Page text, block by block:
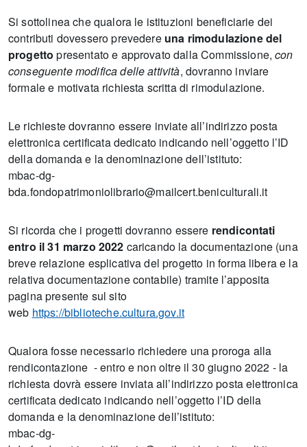
Si sottolinea che qualora le istituzioni beneficiarie dei
contributi dovessero prevedere una rimodulazione del
progetto presentato e approvato dalla Commissione,con
conseguente modifica delle attività, dovranno inviare
formale e motivata richiesta scritta di rimodulazione.
Le richieste dovranno essere inviate all’indirizzo posta
elettronica certificata dedicato indicando nell’oggetto l’ID
della domanda e la denominazione dell’istituto:
mbac-dg-
bda.fondopatrimoniolibrario@mailcert.beniculturali.it
Si ricorda che i progetti dovranno essere rendicontati
entro il 31 marzo 2022 caricando la documentazione (una
breve relazione esplicativa del progetto in forma libera e la
relativa documentazione contabile) tramite l’apposita
pagina presente sul sito
web https://biblioteche.cultura.gov.it
Qualora fosse necessario richiedere una proroga alla
rendicontazione - entro e non oltre il 30 giugno 2022 - la
richiesta dovrà essere inviata all’indirizzo posta elettronica
certificata dedicato indicando nell’oggetto l’ID della
domanda e la denominazione dell’istituto:
mbac-dg-